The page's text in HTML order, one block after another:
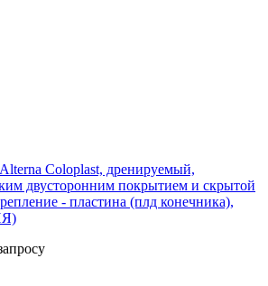
Coloplast, дренируемый,
двусторонним покрытием и скрытой
- пластина (плд конечника),